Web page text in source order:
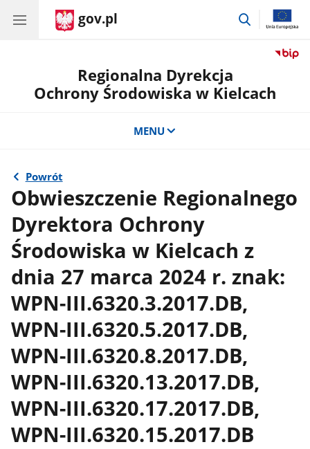
gov.pl
przejdź
Regionalna Dyrekcja
Ochrony Środowiska w Kielcach
MENU
Powrót
Obwieszczenie Regionalnego
Dyrektora Ochrony
Środowiska w Kielcach z
dnia 27 marca 2024 r. znak:
WPN-III.6320.3.2017.DB,
WPN-III.6320.5.2017.DB,
WPN-III.6320.8.2017.DB,
WPN-III.6320.13.2017.DB,
WPN-III.6320.17.2017.DB,
WPN-III.6320.15.2017.DB